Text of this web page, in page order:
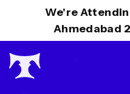
We're
Ahmedabad